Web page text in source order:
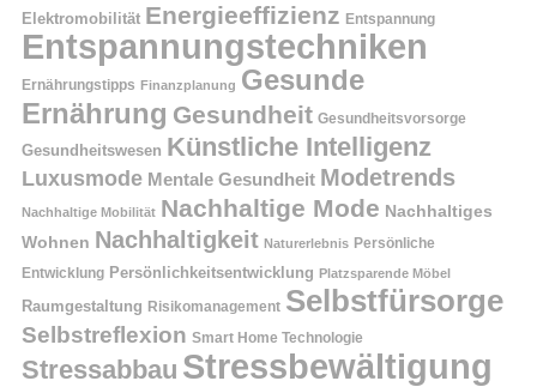
Elektromobilität Energieeffizienz Entspannung
Entspannungstechniken
Ernährungstipps Finanzplanung Gesunde
Ernährung Gesundheit Gesundheitsvorsorge
Gesundheitswesen Künstliche Intelligenz
Luxusmode Mentale Gesundheit Modetrends
Nachhaltige Mobilität Nachhaltige Mode Nachhaltiges
Wohnen Nachhaltigkeit Naturerlebnis Persönliche
Entwicklung Persönlichkeitsentwicklung Platzsparende Möbel
Raumgestaltung Risikomanagement Selbstfürsorge
Selbstreflexion Smart Home Technologie
Stressabbau Stressbewältigung